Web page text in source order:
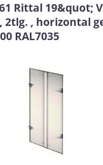
Rittal 19&quot;
2tlg. , horizontal
RAL7035